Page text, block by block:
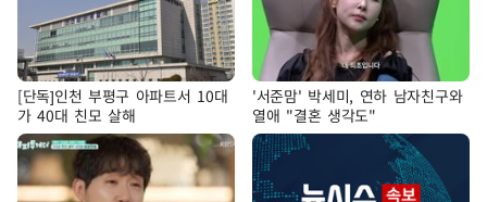
[단독]인천 부평구 아파트서 10대
가 40대 친모 살해
'서준맘' 박세미, 연하 남자친구와
열애 "결혼 생각도"